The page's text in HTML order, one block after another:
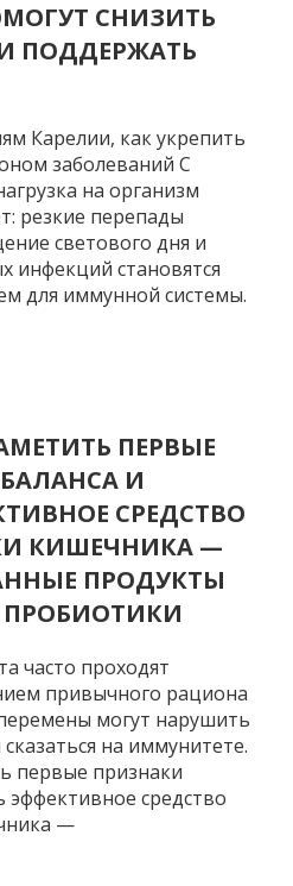
СНИЗИТЬ
ПОДДЕРЖАТЬ
Карелии, как укрепить
заболеваний С
на организм
резкие перепады
светового дня и
инфекций становятся
для иммунной системы.
рассказала pgnews.ru
врач Эллада
ПЕРВЫЕ
И
СРЕДСТВО
КИШЕЧНИКА —
ПРОДУКТЫ
часто проходят
привычного рациона
могут нарушить
на иммунитете.
первые признаки
эффективное средство
—
рассказали врач-